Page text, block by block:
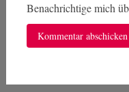
Benachrichtige mich